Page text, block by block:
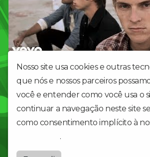
Foster The People -
1 2
Nosso site usa cookies e outras
que nós e nossos parceiros
você e entender como você usa o
continuar a navegação neste site
como consentimento implícito à
.